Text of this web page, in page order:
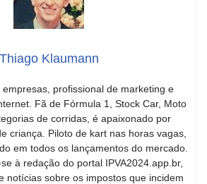
Thiago Klaumann
profissional de marketing e
Fã de Fórmula 1, Stock Car, Moto
de corridas, é apaixonado por
criança. Piloto de kart nas horas vagas,
em todos os lançamentos do mercado.
à redação do portal IPVA2024.app.br,
notícias sobre os impostos que incidem